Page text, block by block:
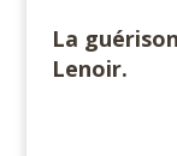
La
Lenoir.